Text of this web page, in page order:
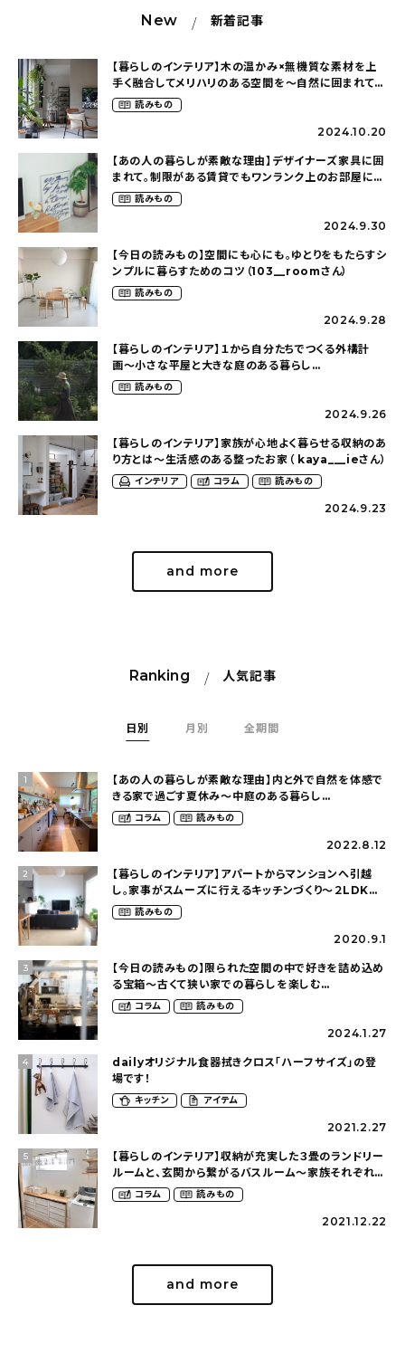
New 新着記事
【暮らしのインテリア】木の温かみ×無機質な素材を上
手く融合してメリハリのある空間を〜自然に囲まれて暮
らす（ki_no_ieさん）
読みもの
2024.10.20
【あの人の暮らしが素敵な理由】デザイナーズ家具に囲
まれて。制限がある賃貸でもワンランク上のお部屋に〜
狭くても好きな暮らしのこと（_____chika708さん）
読みもの
2024.9.30
【今日の読みもの】空間にも心にも。ゆとりをもたらすシ
ンプルに暮らすためのコツ（103__roomさん）
読みもの
2024.9.28
【暮らしのインテリア】１から自分たちでつくる外構計
画〜小さな平屋と大きな庭のある暮らし
（tsumikiniwaさん）
読みもの
2024.9.26
【暮らしのインテリア】家族が心地よく暮らせる収納のあ
り方とは〜生活感のある整ったお家（ kaya___ieさん）
インテリア コラム 読みもの
2024.9.23
and more
Ranking 人気記事
日別 月別 全期間
1
【あの人の暮らしが素敵な理由】内と外で自然を体感で
きる家で過ごす夏休み〜中庭のある暮らし
（yume_2700さん）
コラム 読みもの
2022.8.12
2
【暮らしのインテリア】アパートからマンションへ引越
し。家事がスムーズに行えるキッチンづくり〜２LDKの
賃貸暮らし（mari_ppe_さん）
読みもの
2020.9.1
3
【今日の読みもの】限られた空間の中で好きを詰め込め
る宝箱〜古くて狭い家での暮らしを楽しむ
（2nyan_and_lifestylesさん）
コラム 読みもの
2024.1.27
4
dailyオリジナル食器拭きクロス「ハーフサイズ」の登
場です！
キッチン アイテム
2021.2.27
5
【暮らしのインテリア】収納が充実した３畳のランドリー
ルームと、玄関から繋がるバスルーム〜家族それぞれが
くつろげて、少し遊び心のある家（megu6465さん）
コラム 読みもの
2021.12.22
and more